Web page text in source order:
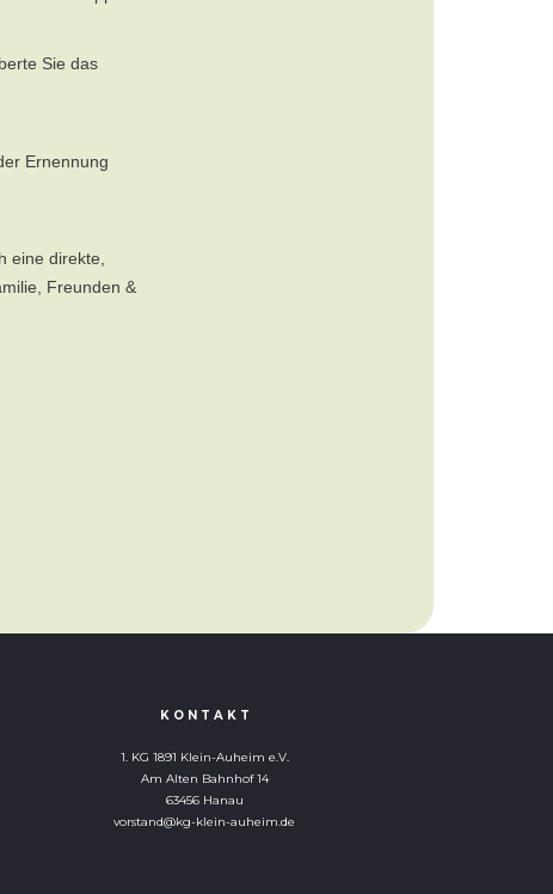
Sie das
Ernennung
eine direkte,
Freunden &
K O N T A K T
1. KG 1891 Klein-Auheim e.V.
Am Alten Bahnhof 14
63456 Hanau
vorstand@kg-klein-auheim.de